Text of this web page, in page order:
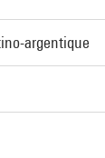
argentique